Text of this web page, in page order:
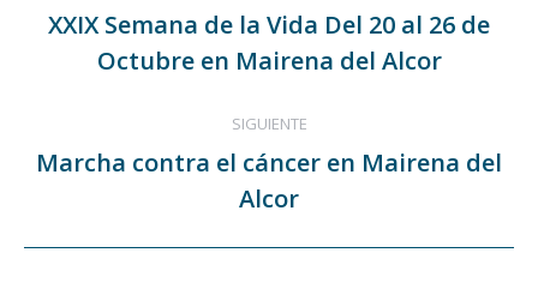
entre
publicaciones
Publicación
anterior:
XXIX Semana de la Vida Del 20 al 26 de
Octubre en Mairena del Alcor
SIGUIENTE
Publicación
siguiente:
Marcha contra el cáncer en Mairena del
Alcor